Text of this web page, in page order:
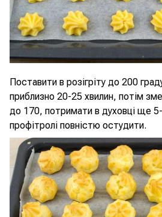
Поставити в розігріту до 200
приблизно 20-25 хвилин, потім
до 170, потримати в духовці ще
профітролі повністю остудити.